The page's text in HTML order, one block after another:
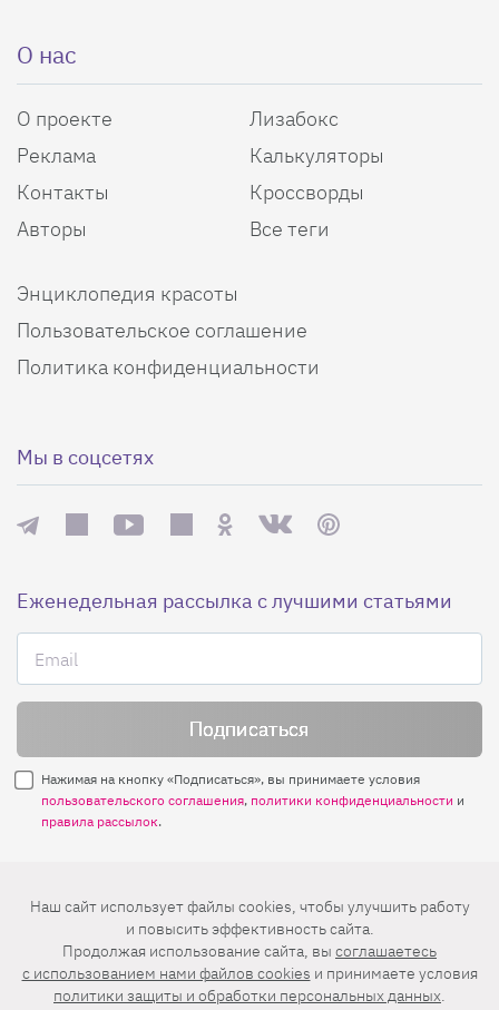
О нас
О проекте
Реклама
Контакты
Авторы
Лизабокс
Калькуляторы
Кроссворды
Все теги
Энциклопедия красоты
Пользовательское соглашение
Политика конфиденциальности
Мы в соцсетях
Еженедельная рассылка с лучшими статьями
Нажимая на кнопку «Подписаться», вы принимаете условия
пользовательского соглашения, политики конфиденциальности и
правила рассылок.
Нашли ошибку? Выделите ее и нажмите
Ctrl+Enter
© 2026 АО «БКМ», ОГРН 1027739494584, ИНН 7705056238
127018, Москва, ул. Полковая, д. 3, стр. 4, помещение I, комн. 23
16+
Наш сайт использует файлы cookies, чтобы улучшить работу
и повысить эффективность сайта.
Продолжая использование сайта, вы соглашаетесь
c использованием нами файлов cookies и принимаете условия
политики защиты и обработки персональных данных.